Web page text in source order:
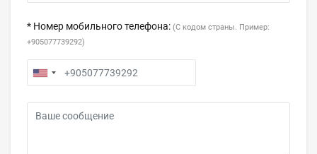
* Номер мобильного телефона: (С кодом страны. Пример:
+905077739292)